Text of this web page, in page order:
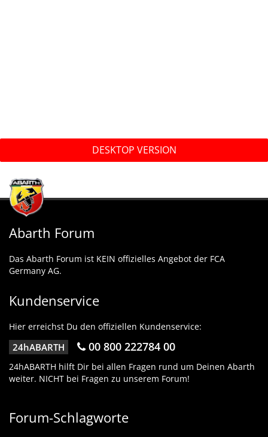
DESKTOP VERSION
Abarth Forum
Das Abarth Forum ist KEIN offizielles Angebot der FCA
Germany AG.
Kundenservice
Hier erreichst Du den offiziellen Kundenservice:
24hABARTH 00 800 222784 00
24hABARTH hilft Dir bei allen Fragen rund um Deinen Abarth
weiter. NICHT bei Fragen zu unserem Forum!
Forum-Schlagworte